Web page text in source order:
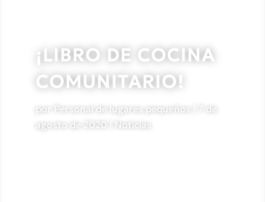
¡LIBRO DE COCINA
COMUNITARIO!
por Personal de lugares pequeños
7 de
agosto de 2020
Noticias